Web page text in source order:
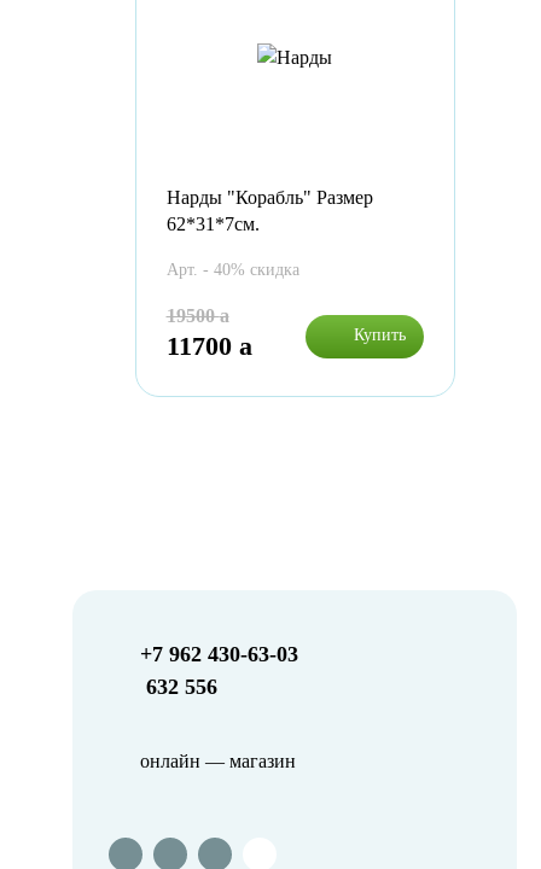
Нарды "Корабль" Размер
62*31*7см.
Арт. - 40% скидка
19500a
11700 a Купить
+7 962 430-63-03
632 556
онлайн — магазин